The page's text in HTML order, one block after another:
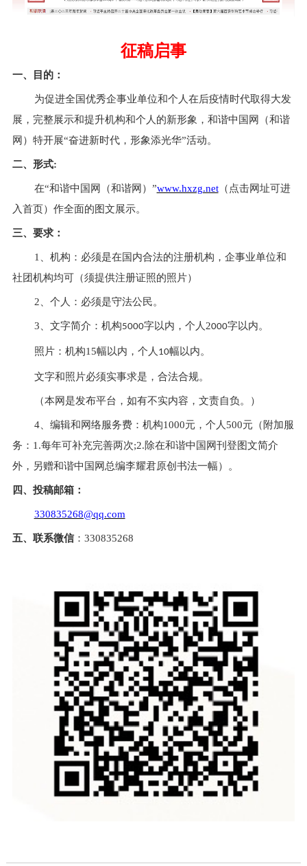
征稿启事
一、目的：
为促进全国优秀企事业单位和个人在后疫情时代取得大发
展，完整展示和提升机构和个人的新形象， 和谐中国网（和谐
网 ） 特开展“奋进新时代，形象添光华”活动。
二、形式:
在“和谐中国网（和谐网 ） ”www.hxzg.net（点击网址可进
入首页）作全面的图文展示。
三、要求：
1、机构：必须是在国内合法的注册机构，企事业单位和
社团机构均可（须提供注册证照的照片）
2、个人：必须是守法公民。
3、文字简介：机构5000字以内，个人 2000字以内。
照片：机构15幅以内，个人 10幅以内。
文字和照片必须实事求是，合法合规。
（本网是发布平台，如有不实内容，文责自负。）
4、 编辑和网络服务费：机构1000元，个人500元（附加服
务： 1.每年可补充完善两次;2.除在和谐中国网刊登图文简介
外，另赠和谐中国网 总编李耀君原创书法一幅）。
四、投稿邮箱：
330835268@qq.com
五、 联系微信： 330835268